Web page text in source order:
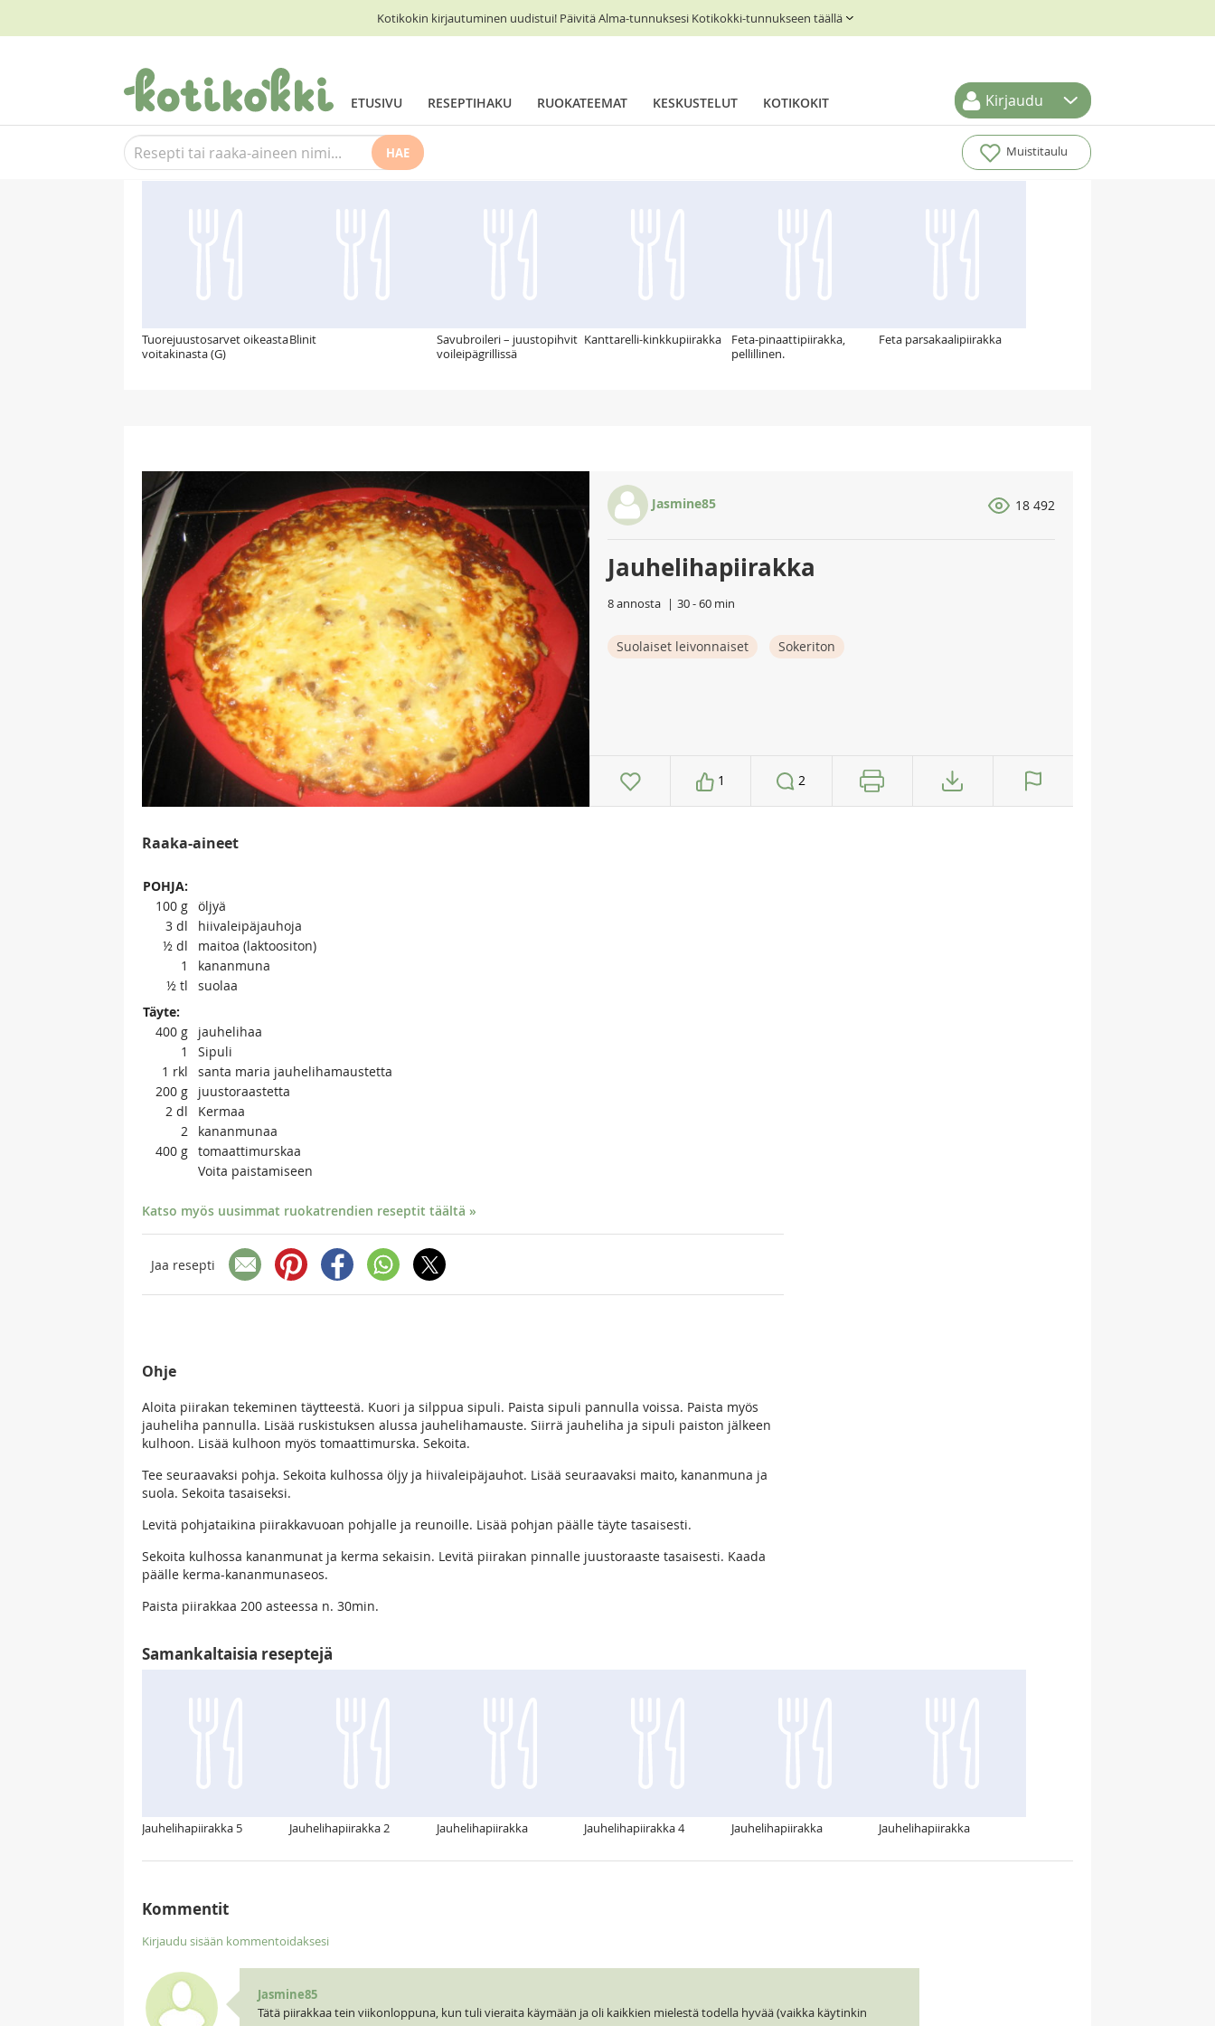
Kotikokin kirjautuminen uudistui! Päivitä Alma-tunnuksesi Kotikokki-tunnukseen täällä
ETUSIVU RESEPTIHAKU RUOKATEEMAT KESKUSTELUT KOTIKOKIT Kirjaudu
HAE Muistitaulu
Suosittelemme myös
Tuorejuustosarvet oikeasta
voitakinasta (G)
Blinit
Savubroileri – juustopihvit
voileipägrillissä
Kanttarelli-kinkkupiirakka
Feta-pinaattipiirakka,
pellillinen.
Feta parsakaalipiirakka
Jasmine85 18 492
Jauhelihapiirakka
8 annosta 30 - 60 min
Suolaiset leivonnaiset Sokeriton
1 2
Raaka-aineet
POHJA:
100 g öljyä
3 dl
hiivaleipäjauhoja
½ dl
maitoa (laktoositon)
1
kananmuna
½ tl
suolaa
Täyte:
400 g
jauhelihaa
1
Sipuli
1 rkl
santa maria jauhelihamaustetta
200 g
juustoraastetta
2 dl
Kermaa
2
kananmunaa
400 g tomaattimurskaa
Voita paistamiseen
Katso myös uusimmat ruokatrendien reseptit täältä »
Jaa resepti
Ohje
Aloita piirakan tekeminen täytteestä. Kuori ja silppua sipuli. Paista sipuli pannulla voissa. Paista myös
jauheliha pannulla. Lisää ruskistuksen alussa jauhelihamauste. Siirrä jauheliha ja sipuli paiston jälkeen
kulhoon. Lisää kulhoon myös tomaattimurska. Sekoita.
Tee seuraavaksi pohja. Sekoita kulhossa öljy ja hiivaleipäjauhot. Lisää seuraavaksi maito, kananmuna ja
suola. Sekoita tasaiseksi.
Levitä pohjataikina piirakkavuoan pohjalle ja reunoille. Lisää pohjan päälle täyte tasaisesti.
Sekoita kulhossa kananmunat ja kerma sekaisin. Levitä piirakan pinnalle juustoraaste tasaisesti. Kaada
päälle kerma-kananmunaseos.
Paista piirakkaa 200 asteessa n. 30min.
Samankaltaisia reseptejä
Jauhelihapiirakka 5 Jauhelihapiirakka 2 Jauhelihapiirakka Jauhelihapiirakka 4 Jauhelihapiirakka Jauhelihapiirakka
Kommentit
Kirjaudu sisään kommentoidaksesi
Jasmine85
Tätä piirakkaa tein viikonloppuna, kun tuli vieraita käymään ja oli kaikkien mielestä todella hyvää (vaikka käytinkin